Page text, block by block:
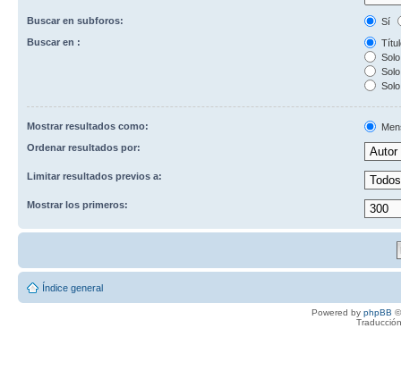
Buscar en subforos:
Sí
Buscar en :
Mostrar resultados como:
Ordenar resultados por:
Limitar resultados previos a:
Mostrar los primeros:
Índice general
Powered by phpBB